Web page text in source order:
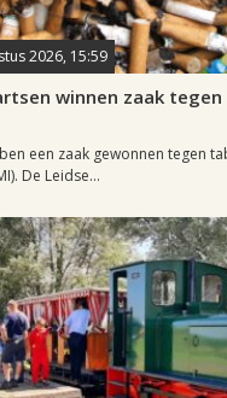
2026, 15:59
winnen zaak
een zaak gewonnen tegen
De Leidse...